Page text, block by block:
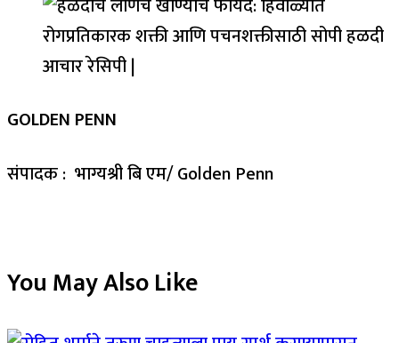
GOLDEN PENN
संपादक : भाग्यश्री बि एम/ Golden Penn
You May Also Like